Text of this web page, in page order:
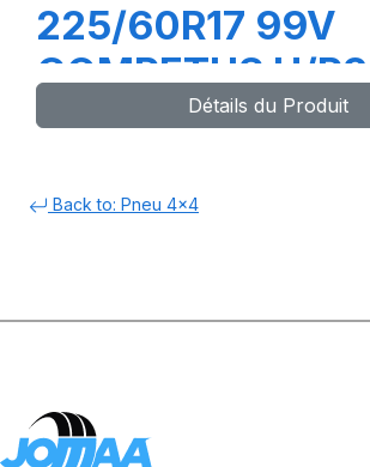
225/60R17 99V
COMPETUS H/P3
Détails du Produit
Back to: Pneu 4x4